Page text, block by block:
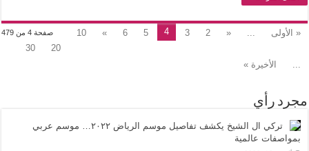
صفحة 4 من 479 « الأولى ...
«
2
3
4
5
6
»
10
20
30
...
الأخيرة »
مجرد رأي
تركي ال الشيخ يكشف تفاصيل موسم الرياض ٢٠٢٢… موسم عربي
بمواصفات عالمية